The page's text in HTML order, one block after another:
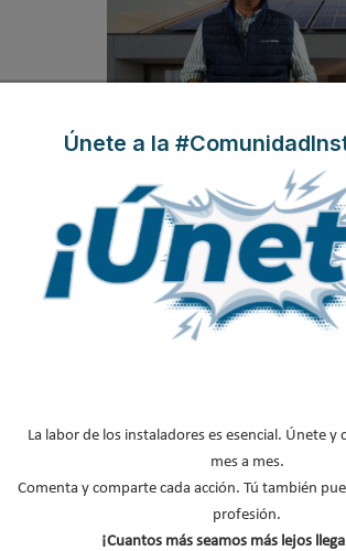
Hyundai presenta IONIQ-THERM, la
aerotermia capaz de funcionar hasta en
98% con energía solar
Únete a la
La labor de los instaladores es esencial. Únete y
mes a mes.
Comenta y comparte cada acción. Tú también
profesión.
¡Cuantos más seamos más lejos